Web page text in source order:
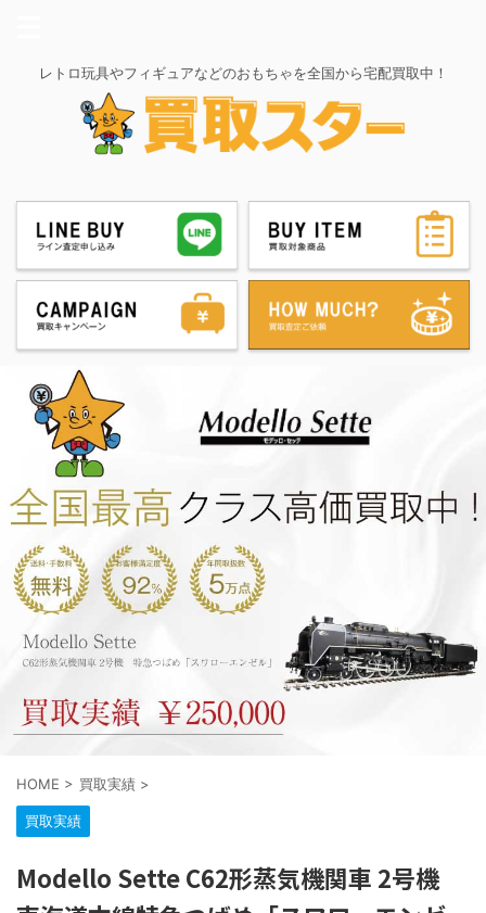
レトロ玩具やフィギュアなどのおもちゃを全国から宅配買取中！
HOME > 買取実績 >
買取実績
Modello Sette C62形蒸気機関車 2号機